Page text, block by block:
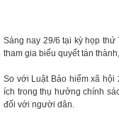
Sáng nay 29/6 tại kỳ họp
tham gia biểu quyết tán
So với Luật Bảo hiểm xã
ích trong thụ hưởng chính
đối với người dân.